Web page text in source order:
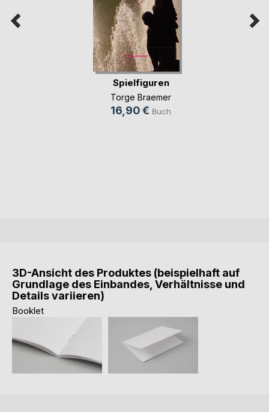
Spielfiguren
Torge Braemer
16,90 € Buch
3D-Ansicht des Produktes (beispielhaft auf
Grundlage des Einbandes, Verhältnisse und
Details variieren)
Booklet